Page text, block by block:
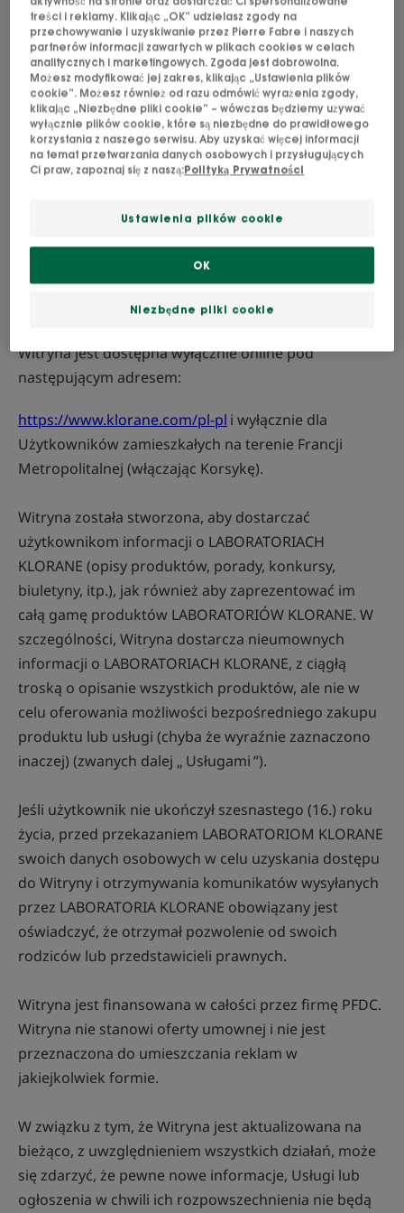
W uproszczeniu, Użytkownikowi nie wolno
wykorzystywać Witryny w całości ani w części do
celów niezgodnych z prawem (prawo autorskie) lub
zabronionych przez niniejszy Regulamin.
Odwiedzając Witrynę, Użytkownik wyraża zgodę na
przestrzeganie Regulaminu w brzmieniu
odwiedza Witrynę.
Witryna jest dostępna wyłącznie online pod
następującym adresem:
https://www.klorane.com/pl-pl i wyłącznie dla
Użytkowników zamieszkałych na terenie Francji
Metropolitalnej (włączając Korsykę).
Witryna została stworzona, aby dostarczać
użytkownikom informacji o LABORATORIACH
KLORANE (opisy produktów, porady, konkursy,
biuletyny, itp.), jak również aby zaprezentować im
całą gamę produktów LABORATORIÓW KLORANE. W
szczególności, Witryna dostarcza nieumownych
informacji o LABORATORIACH KLORANE, z ciągłą
troską o opisanie wszystkich produktów, ale nie w
celu oferowania możliwości bezpośredniego zakupu
produktu lub usługi (chyba że wyraźnie zaznaczono
inaczej) (zwanych dalej „ Usługami ”).
Jeśli użytkownik nie ukończył szesnastego (16.) roku
życia, przed przekazaniem LABORATORIOM KLORANE
swoich danych osobowych w celu uzyskania dostępu
do Witryny i otrzymywania komunikatów wysyłanych
przez LABORATORIA KLORANE obowiązany jest
oświadczyć, że otrzymał pozwolenie od swoich
rodziców lub przedstawicieli prawnych.
Witryna jest finansowana w całości przez firmę PFDC.
Witryna nie stanowi oferty umownej i nie jest
przeznaczona do umieszczania reklam w
jakiejkolwiek formie.
W związku z tym, że Witryna jest aktualizowana na
bieżąco, z uwzględnieniem wszystkich działań, może
się zdarzyć, że pewne nowe informacje, Usługi lub
ogłoszenia w chwili ich rozpowszechnienia nie będą
treści i reklamy. Klikając „OK” udzielasz zgody na
przechowywanie i uzyskiwanie przez Pierre Fabre i naszych
partnerów informacji zawartych w plikach cookies w celach
analitycznych i marketingowych. Zgoda jest dobrowolna.
Możesz modyfikować jej zakres, klikając „Ustawienia plików
cookie”. Możesz również od razu odmówić wyrażenia zgody,
klikając „Niezbędne pliki cookie” – wówczas będziemy używać
wyłącznie plików cookie, które są niezbędne do prawidłowego
korzystania z naszego serwisu. Aby uzyskać więcej informacji
na temat przetwarzania danych osobowych i przysługujących
Ci praw, zapoznaj się z naszą:Polityką Prywatności
Ustawienia plików cookie
Niezbędne pliki cookie
OK